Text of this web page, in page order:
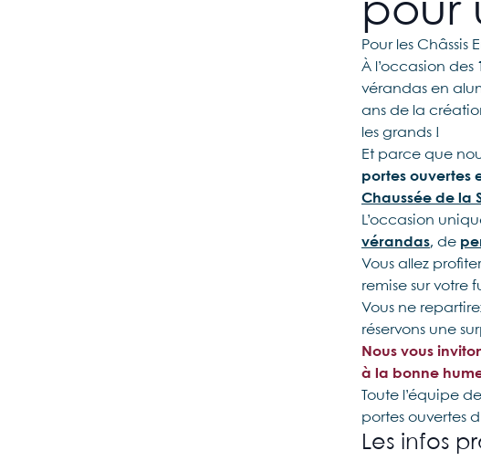
pour
Pour les
À l’occasion des
vérandas en
ans de la
les grands !
Et parce que
portes ouvertes
Chaussée de la
L’occasion
vérandas, de
Vous allez
remise sur votre
Vous ne
réservons une
Nous vous
à la bonne
Toute l’équipe
portes ouvertes
Les infos